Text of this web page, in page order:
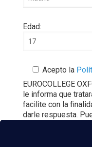
Edad:
Acepto la
EUROCOLLEGE
le informa que
facilite con la
darle respuesta.